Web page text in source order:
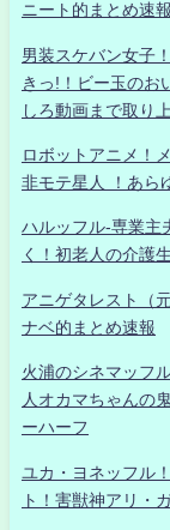
ニート的まとめ速
男装スケバン女子
きっ!！ビー玉の
しろ動画まで取り
ロボットアニメ！
非モテ星人 ！あら
ハルッフル-専業主
く！初老人の介護
アニゲタレスト（
ナベ的まとめ速報
火浦のシネマッフ
人オカマちゃんの
ーハーフ
ユカ・ヨネッフル
ト！害獣神アリ・